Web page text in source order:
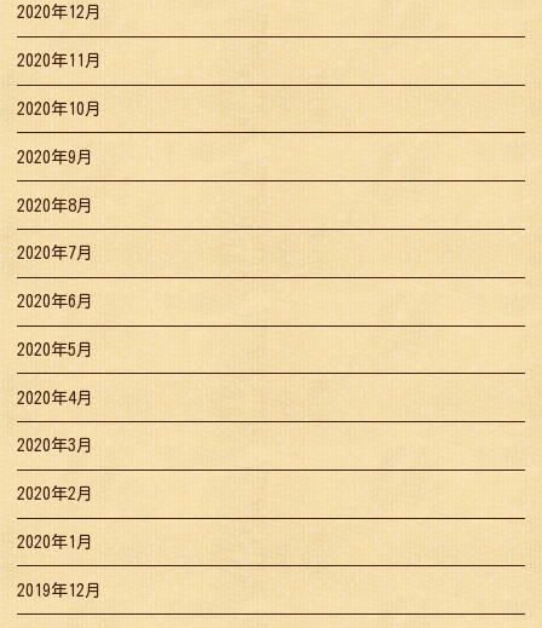
2020年12月
2020年11月
2020年10月
2020年9月
2020年8月
2020年7月
2020年6月
2020年5月
2020年4月
2020年3月
2020年2月
2020年1月
2019年12月